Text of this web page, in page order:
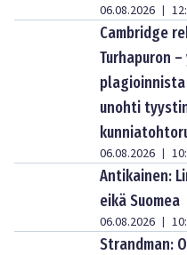
06.08.2026 |
Cambridge
Turhapuron
unohti
06.08.2026 |
Antikainen:
eikä Suomea
06.08.2026 |
Strandman: